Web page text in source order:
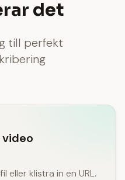
det
till perfekt
eller klistra in en URL.